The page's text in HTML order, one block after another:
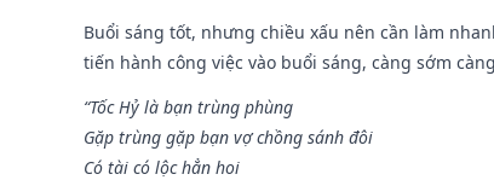
Buổi sáng tốt, nhưng chiều xấu nên cần làm
tiến hành công việc vào buổi sáng, càng sớm
“Tốc Hỷ là bạn trùng phùng
Gặp trùng gặp bạn vợ chồng sánh đôi
Có tài có lộc hẳn hoi